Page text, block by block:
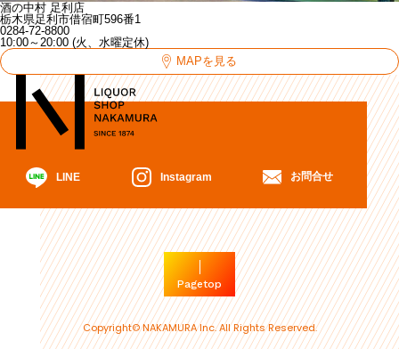
酒の中村 足利店
栃木県足利市借宿町596番1
0284-72-8800
10:00～20:00 (火、水曜定休)
MAPを見る
LINE Instagram お問合せ
Pagetop
Copyright© NAKAMURA Inc. All Rights Reserved.